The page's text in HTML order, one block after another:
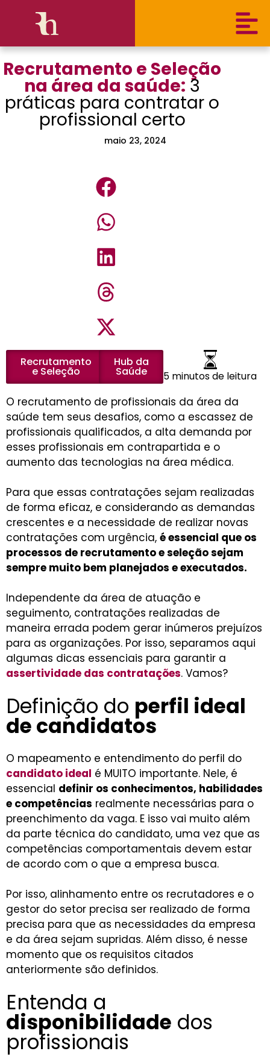
Recrutamento e Seleção
na área da saúde: 3
práticas para contratar o
profissional certo
maio 23, 2024
Recrutamento
e Seleção
Hub da
Saúde 5 minutos de leitura
O recrutamento de profissionais da área da
saúde tem seus desafios, como a escassez de
profissionais qualificados, a alta demanda por
esses profissionais em contrapartida e o
aumento das tecnologias na área médica.
Para que essas contratações sejam realizadas
de forma eficaz, e considerando as demandas
crescentes e a necessidade de realizar novas
contratações com urgência, é essencial que os
processos de recrutamento e seleção sejam
sempre muito bem planejados e executados.
Independente da área de atuação e
seguimento, contratações realizadas de
maneira errada podem gerar inúmeros prejuízos
para as organizações. Por isso, separamos aqui
algumas dicas essenciais para garantir a
assertividade das contratações. Vamos?
Definição do perfil ideal
de candidatos
O mapeamento e entendimento do perfil do
candidato ideal é MUITO importante. Nele, é
essencial definir os conhecimentos, habilidades
e competências realmente necessárias para o
preenchimento da vaga. E isso vai muito além
da parte técnica do candidato, uma vez que as
competências comportamentais devem estar
de acordo com o que a empresa busca.
Por isso, alinhamento entre os recrutadores e o
gestor do setor precisa ser realizado de forma
precisa para que as necessidades da empresa
e da área sejam supridas. Além disso, é nesse
momento que os requisitos citados
anteriormente são definidos.
Entenda a
disponibilidade dos
profissionais